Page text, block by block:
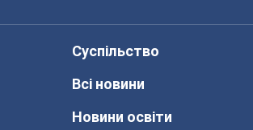
Суспільство
Всі новини
Новини освіти